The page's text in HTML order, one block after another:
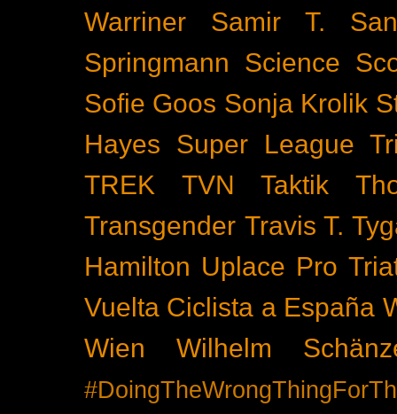
Warriner
Samir T.
Springmann
Science
Sofie Goos Sonja Krolik
Hayes
Super League
TREK
TVN Taktik
Transgender Travis T.
Hamilton Uplace Pro
Vuelta Ciclista a España
Wien
Wilhelm